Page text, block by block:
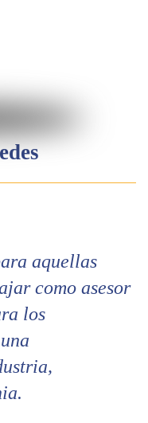
aquellas
como asesor
los